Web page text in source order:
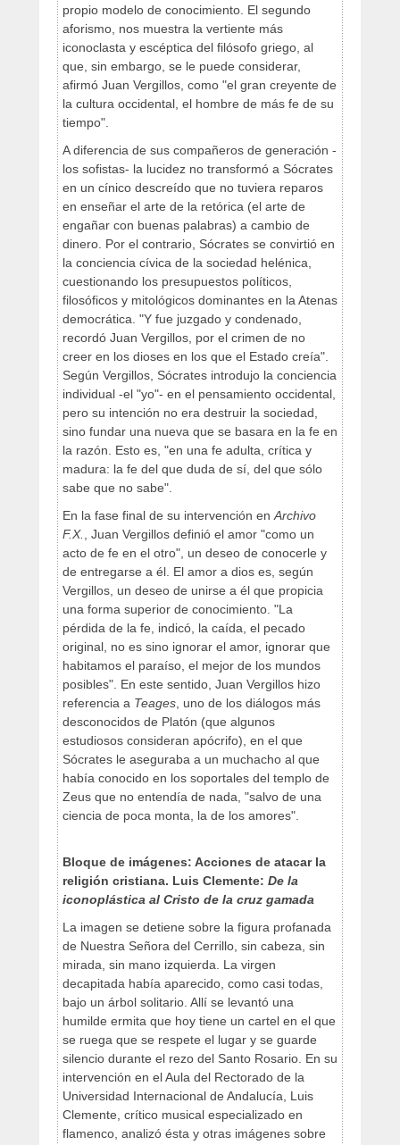
propio modelo de conocimiento. El segundo
aforismo, nos muestra la vertiente más
iconoclasta y escéptica del filósofo griego, al
que, sin embargo, se le puede considerar,
afirmó Juan Vergillos, como "el gran creyente de
la cultura occidental, el hombre de más fe de su
tiempo".
A diferencia de sus compañeros de generación -
los sofistas- la lucidez no transformó a Sócrates
en un cínico descreído que no tuviera reparos
en enseñar el arte de la retórica (el arte de
engañar con buenas palabras) a cambio de
dinero. Por el contrario, Sócrates se convirtió en
la conciencia cívica de la sociedad helénica,
cuestionando los presupuestos políticos,
filosóficos y mitológicos dominantes en la Atenas
democrática. "Y fue juzgado y condenado,
recordó Juan Vergillos, por el crimen de no
creer en los dioses en los que el Estado creía".
Según Vergillos, Sócrates introdujo la conciencia
individual -el "yo"- en el pensamiento occidental,
pero su intención no era destruir la sociedad,
sino fundar una nueva que se basara en la fe en
la razón. Esto es, "en una fe adulta, crítica y
madura: la fe del que duda de sí, del que sólo
sabe que no sabe".
En la fase final de su intervención en Archivo
F.X.
, Juan Vergillos definió el amor "como un
acto de fe en el otro", un deseo de conocerle y
de entregarse a él. El amor a dios es, según
Vergillos, un deseo de unirse a él que propicia
una forma superior de conocimiento. "La
pérdida de la fe, indicó, la caída, el pecado
original, no es sino ignorar el amor, ignorar que
habitamos el paraíso, el mejor de los mundos
posibles". En este sentido, Juan Vergillos hizo
referencia a Teages , uno de los diálogos más
desconocidos de Platón (que algunos
estudiosos consideran apócrifo), en el que
Sócrates le aseguraba a un muchacho al que
había conocido en los soportales del templo de
Zeus que no entendía de nada, "salvo de una
ciencia de poca monta, la de los amores".
Bloque de imágenes: Acciones de atacar la
religión cristiana. Luis Clemente: De la
iconoplástica al Cristo de la cruz gamada
La imagen se detiene sobre la figura profanada
de Nuestra Señora del Cerrillo, sin cabeza, sin
mirada, sin mano izquierda. La virgen
decapitada había aparecido, como casi todas,
bajo un árbol solitario. Allí se levantó una
humilde ermita que hoy tiene un cartel en el que
se ruega que se respete el lugar y se guarde
silencio durante el rezo del Santo Rosario. En su
intervención en el Aula del Rectorado de la
Universidad Internacional de Andalucía, Luis
Clemente, crítico musical especializado en
flamenco, analizó ésta y otras imágenes sobre